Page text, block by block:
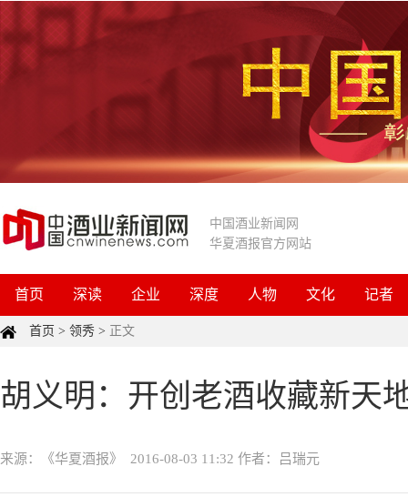
中国酒业新闻网
华夏酒报官方网站
首页 深读 企业 深度 人物 文化 记者
首页 > 领秀 > 正文
胡义明：开创老酒收藏新天
来源：《华夏酒报》 2016-08-03 11:32 作者：吕瑞元